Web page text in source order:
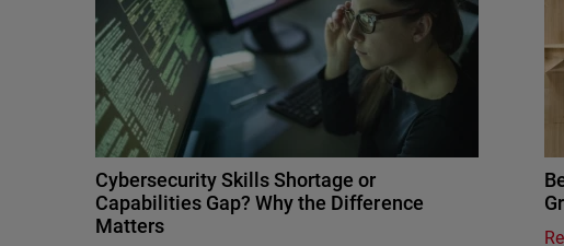
Cybersecurity Skills Shortage or
Capabilities Gap? Why the Difference
Matters